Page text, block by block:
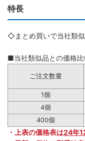
特長
◇まとめ買いで当社類
■当社類似品との価格比
ご注文数量
1個
4個
400個
・上表の価格表は24年